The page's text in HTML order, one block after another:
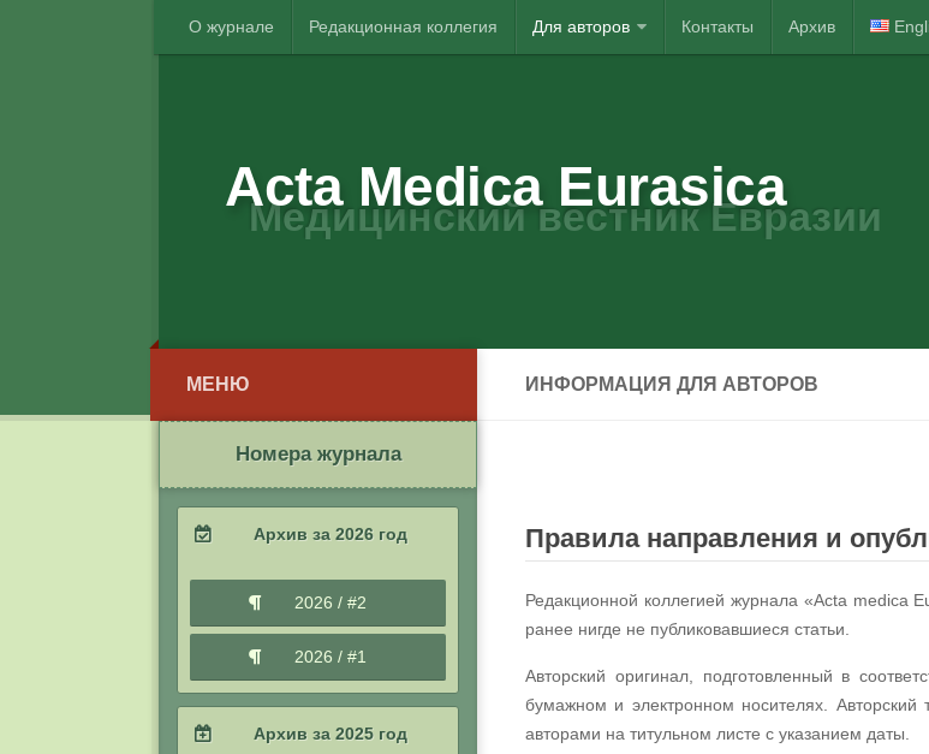
О журнале Редакционная коллегия Для авторов Контакты Архив
Acta Medica Eurasica
Медицинский вестник Евразии
ИНФОРМАЦИЯ ДЛЯ АВТОРОВ
Правила направления и
Редакционной коллегией журнала «Acta medica
ранее нигде не публиковавшиеся статьи.
Авторский оригинал, подготовленный в
бумажном и электронном носителях.
авторами на титульном листе с указанием даты.
МЕНЮ
Номера журнала
Архив за 2026 год
2026 / #2
2026 / #1
Архив за 2025 год